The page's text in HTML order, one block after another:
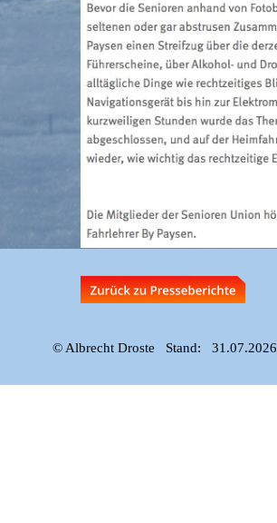
© Albrecht Droste   Stand:   31.07.2026